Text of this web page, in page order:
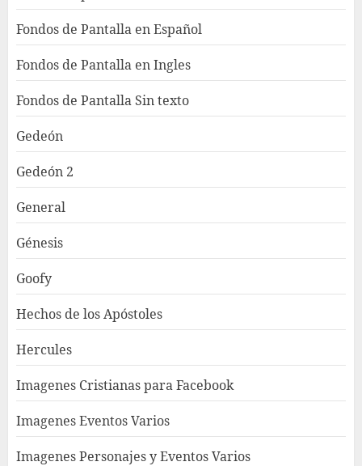
Fondos de Pantalla en Español
Fondos de Pantalla en Ingles
Fondos de Pantalla Sin texto
Gedeón
Gedeón 2
General
Génesis
Goofy
Hechos de los Apóstoles
Hercules
Imagenes Cristianas para Facebook
Imagenes Eventos Varios
Imagenes Personajes y Eventos Varios